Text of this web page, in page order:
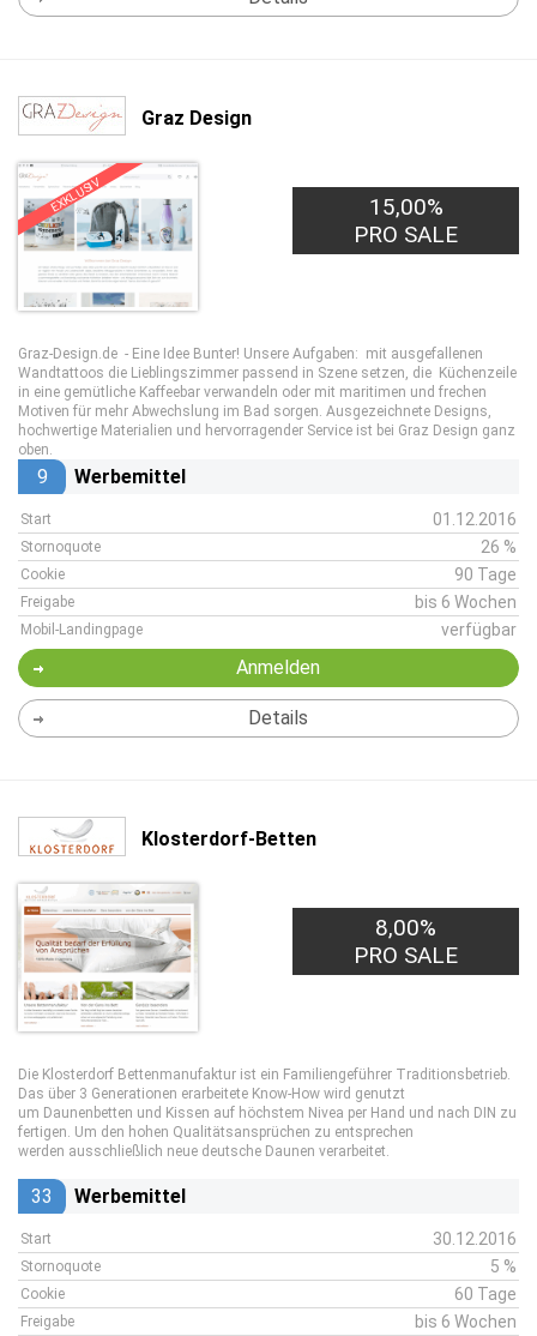
Graz Design
EXKLUSIV
15,00%
PRO SALE
Graz-Design.de - Eine Idee Bunter! Unsere Aufgaben: mit ausgefallenen
Wandtattoos die Lieblingszimmer passend in Szene setzen, die Küchenzeile
in eine gemütliche Kaffeebar verwandeln oder mit maritimen und frechen
Motiven für mehr Abwechslung im Bad sorgen. Ausgezeichnete Designs,
hochwertige Materialien und hervorragender Service ist bei Graz Design ganz
oben.
9 Werbemittel
Start 01.12.2016
Stornoquote 26 %
Cookie 90 Tage
Freigabe bis 6 Wochen
Mobil-Landingpage verfügbar
Anmelden
Details
Klosterdorf-Betten
8,00%
PRO SALE
Die Klosterdorf Bettenmanufaktur ist ein Familiengeführer Traditionsbetrieb.
Das über 3 Generationen erarbeitete Know-How wird genutzt
um Daunenbetten und Kissen auf höchstem Nivea per Hand und nach DIN zu
fertigen. Um den hohen Qualitätsansprüchen zu entsprechen
werden ausschließlich neue deutsche Daunen verarbeitet.
33 Werbemittel
Start 30.12.2016
Stornoquote 5 %
Cookie 60 Tage
Freigabe bis 6 Wochen